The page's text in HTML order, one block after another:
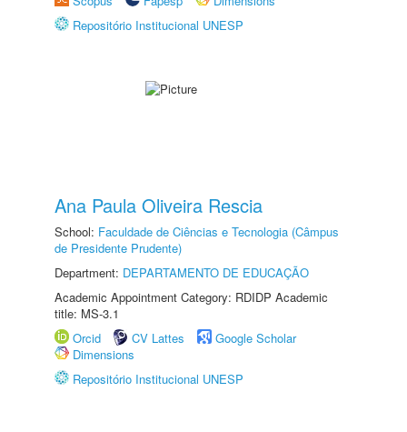
Repositório Institucional UNESP
Ana Paula Oliveira Rescia
School: Faculdade de Ciências e Tecnologia (Câmpus
de Presidente Prudente)
Department: DEPARTAMENTO DE EDUCAÇÃO
Academic Appointment Category: RDIDP Academic
title: MS-3.1
Orcid
CV Lattes
Google Scholar
Dimensions
Repositório Institucional UNESP